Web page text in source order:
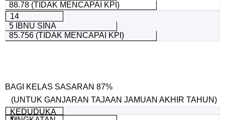
88.78 (TIDAK MENCAPAI KPI)
14
5 IBNU SINA
85.756 (TIDAK MENCAPAI KPI)
BAGI KELAS SASARAN 87%
(UNTUK GANJARAN TAJAAN JAMUAN AKHIR TAHUN)
KEDUDUKA